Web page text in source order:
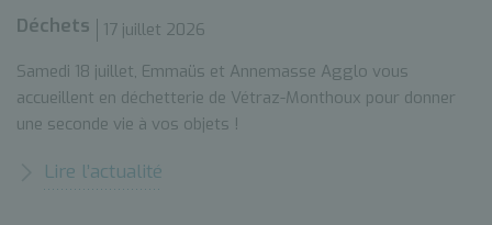
Déchets
17 juillet 2026
Samedi 18 juillet, Emmaüs et Annemasse Agglo vous
accueillent en déchetterie de Vétraz-Monthoux pour donner
une seconde vie à vos objets !
Lire l’actualité